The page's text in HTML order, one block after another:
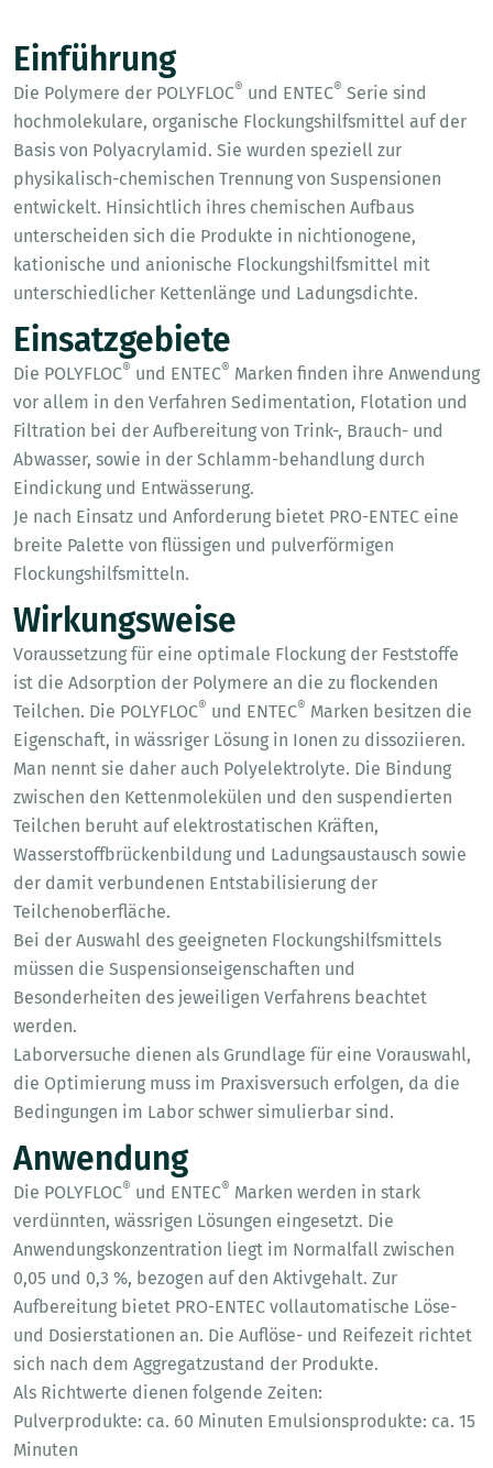
Einführung
Die Polymere der POLYFLOC® und ENTEC® Serie sind
hochmolekulare, organische Flockungshilfsmittel auf der
Basis von Polyacrylamid. Sie wurden speziell zur
physikalisch-chemischen Trennung von Suspensionen
entwickelt. Hinsichtlich ihres chemischen Aufbaus
unterscheiden sich die Produkte in nichtionogene,
kationische und anionische Flockungshilfsmittel mit
unterschiedlicher Kettenlänge und Ladungsdichte.
Einsatzgebiete
Die POLYFLOC® und ENTEC® Marken finden ihre Anwendung
vor allem in den Verfahren Sedimentation, Flotation und
Filtration bei der Aufbereitung von Trink-, Brauch- und
Abwasser, sowie in der Schlamm-behandlung durch
Eindickung und Entwässerung.
Je nach Einsatz und Anforderung bietet PRO-ENTEC eine
breite Palette von flüssigen und pulverförmigen
Flockungshilfsmitteln.
Wirkungsweise
Voraussetzung für eine optimale Flockung der Feststoffe
ist die Adsorption der Polymere an die zu flockenden
Teilchen. Die POLYFLOC® und ENTEC® Marken besitzen die
Eigenschaft, in wässriger Lösung in Ionen zu dissoziieren.
Man nennt sie daher auch Polyelektrolyte. Die Bindung
zwischen den Kettenmolekülen und den suspendierten
Teilchen beruht auf elektrostatischen Kräften,
Wasserstoffbrückenbildung und Ladungsaustausch sowie
der damit verbundenen Entstabilisierung der
Teilchenoberfläche.
Bei der Auswahl des geeigneten Flockungshilfsmittels
müssen die Suspensionseigenschaften und
Besonderheiten des jeweiligen Verfahrens beachtet
werden.
Laborversuche dienen als Grundlage für eine Vorauswahl,
die Optimierung muss im Praxisversuch erfolgen, da die
Bedingungen im Labor schwer simulierbar sind.
Anwendung
Die POLYFLOC® und ENTEC® Marken werden in stark
verdünnten, wässrigen Lösungen eingesetzt. Die
Anwendungskonzentration liegt im Normalfall zwischen
0,05 und 0,3 %, bezogen auf den Aktivgehalt. Zur
Aufbereitung bietet PRO-ENTEC vollautomatische Löse-
und Dosierstationen an. Die Auflöse- und Reifezeit richtet
sich nach dem Aggregatzustand der Produkte.
Als Richtwerte dienen folgende Zeiten:
Pulverprodukte: ca. 60 Minuten Emulsionsprodukte: ca. 15
Minuten